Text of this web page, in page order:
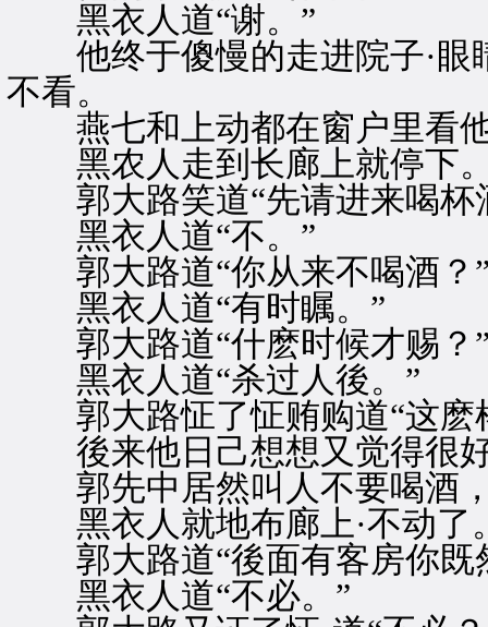
黑衣人道“谢。”
他终于傻慢的走进院子·眼
不看。
燕七和上动都在窗户里看他
黑农人走到长廊上就停下
郭大路笑道“先请进来喝杯
黑衣人道“不。”
郭大路道“你从来不喝酒？
黑衣人道“有时瞩。”
郭大路道“什麽时候才赐？
黑衣人道“杀过人後。”
郭大路怔了怔贿购道“这麽
後来他日己想想又觉得很
郭先中居然叫人不要喝酒，
黑衣人就地布廊上·不动了
郭大路道“後面有客房你既
黑衣人道“不必。”